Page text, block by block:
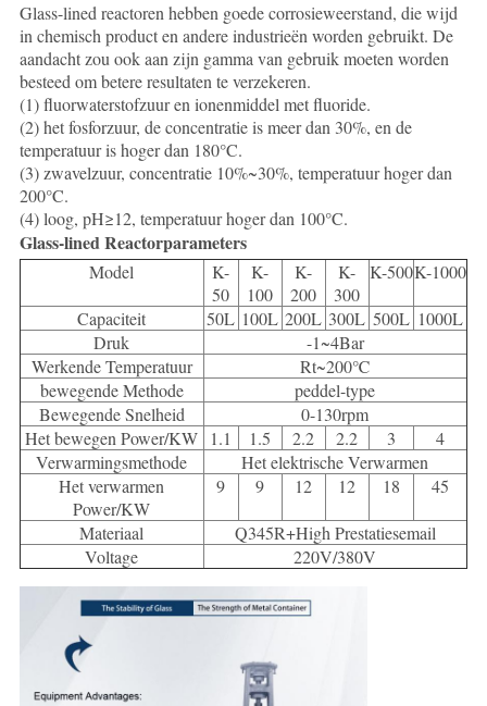
Glass-lined reactoren hebben goede corrosieweerstand, die wijd
in chemisch product en andere industrieën worden gebruikt. De
aandacht zou ook aan zijn gamma van gebruik moeten worden
besteed om betere resultaten te verzekeren.
(1) fluorwaterstofzuur en ionenmiddel met fluoride.
(2) het fosforzuur, de concentratie is meer dan 30%, en de
temperatuur is hoger dan 180°C.
(3) zwavelzuur, concentratie 10%~30%, temperatuur hoger dan
200°C.
(4) loog, pH≥12, temperatuur hoger dan 100°C.
Glass-lined Reactorparameters
Model
K-
50
K-
100
K-
200
K-
300
K-500K-1000
Capaciteit 50L 100L 200L 300L 500L 1000L
Druk
-1~4Bar
Werkende Temperatuur
Rt~200℃
bewegende Methode
peddel-type
Bewegende Snelheid
0-130rpm
Het bewegen Power/KW
1.1 1.5 2.2 2.2 3
4
Verwarmingsmethode
Het elektrische Verwarmen
Het verwarmen
Power/KW
9 9 12 12 18 45
Materiaal
Q345R+High Prestatiesemail
Voltage
220V/380V